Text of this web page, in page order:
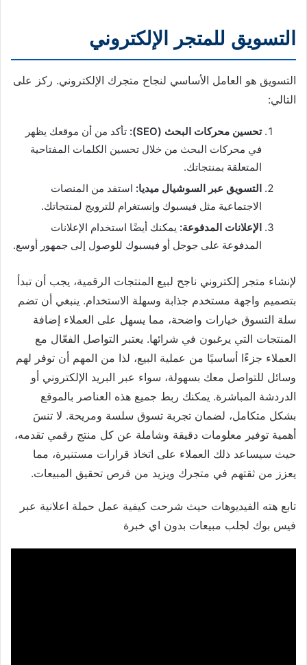
التسويق للمتجر الإلكتروني
التسويق هو العامل الأساسي لنجاح متجرك الإلكتروني. ركز على
التالي:
تحسين محركات البحث (SEO):
تأكد من أن موقعك يظهر
في محركات البحث من خلال تحسين الكلمات المفتاحية
المتعلقة بمنتجاتك.
التسويق عبر السوشيال ميديا: استفد من المنصات
الاجتماعية مثل فيسبوك وإنستغرام للترويج لمنتجاتك.
الإعلانات المدفوعة: يمكنك أيضًا استخدام الإعلانات
المدفوعة على جوجل أو فيسبوك للوصول إلى جمهور أوسع.
لإنشاء متجر إلكتروني ناجح لبيع المنتجات الرقمية، يجب أن تبدأ
بتصميم واجهة مستخدم جذابة وسهلة الاستخدام. ينبغي أن تضم
سلة التسوق خيارات واضحة، مما يسهل على العملاء إضافة
المنتجات التي يرغبون في شرائها. يعتبر التواصل الفعّال مع
العملاء جزءًا أساسيًا من عملية البيع، لذا من المهم أن توفر لهم
وسائل للتواصل معك بسهولة، سواء عبر البريد الإلكتروني أو
الدردشة المباشرة. يمكنك ربط جميع هذه العناصر بالموقع
بشكل متكامل، لضمان تجربة تسوق سلسة ومريحة. لا تنسَ
أهمية توفير معلومات دقيقة وشاملة عن كل منتج رقمي تقدمه،
حيث سيساعد ذلك العملاء على اتخاذ قرارات مستنيرة، مما
يعزز من ثقتهم في متجرك ويزيد من فرص تحقيق المبيعات.
تابع هته الفيديوهات حيث شرحت كيفية عمل حملة اعلانية عبر
فيس بوك لجلب مبيعات بدون اي خبرة